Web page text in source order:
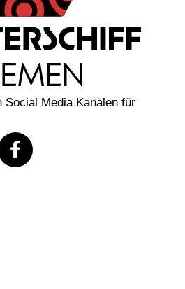
Social Media Kanälen für